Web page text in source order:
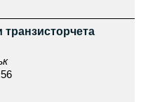
транзисторчета